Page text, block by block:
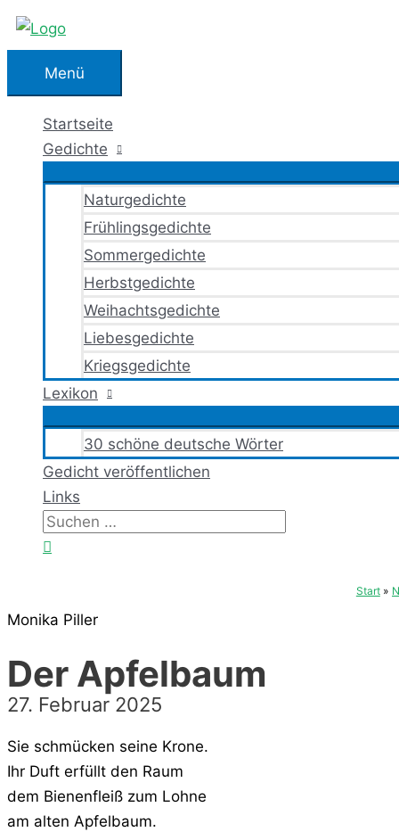
Zum
springenMenü
Menü
Startseite
Gedichte
Naturgedichte
Frühlingsgedichte
Sommergedichte
Herbstgedichte
Weihachtsgedichte
Liebesgedichte
Kriegsgedichte
Lexikon
30 schöne deutsche Wörter
Gedicht veröffentlichen
Links
Suchen
nach:
Start
Monika Piller
Der Apfelbaum
27. Februar 2025
Sie schmücken seine Krone.
Ihr Duft erfüllt den Raum
dem Bienenfleiß zum Lohne
am alten Apfelbaum.